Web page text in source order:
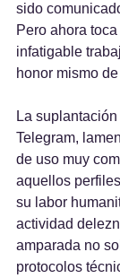
sido
Pero ahora
infatigable
honor mismo
La
Telegram,
de uso muy
aquellos
su labor
actividad
amparada no
protocolos